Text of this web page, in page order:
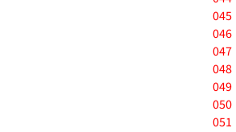
045
046
047
048
049
050
051